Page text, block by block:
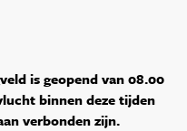
is geopend van 08.00
binnen deze tijden
verbonden zijn.